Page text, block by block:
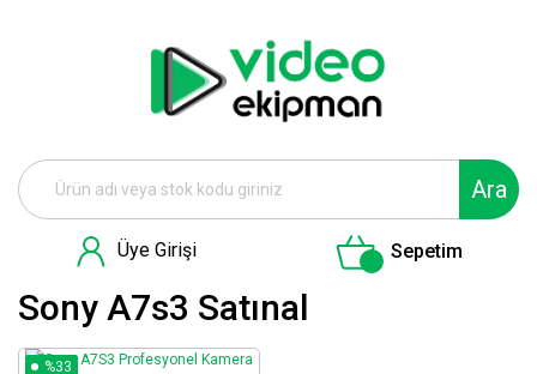
Ara
Üye Girişi Sepetim
Sony A7s3 Satınal
%33